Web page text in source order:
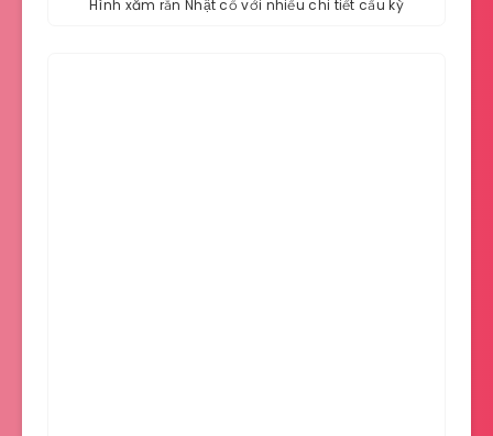
Hình xăm rắn Nhật cổ với nhiều chi tiết cầu kỳ